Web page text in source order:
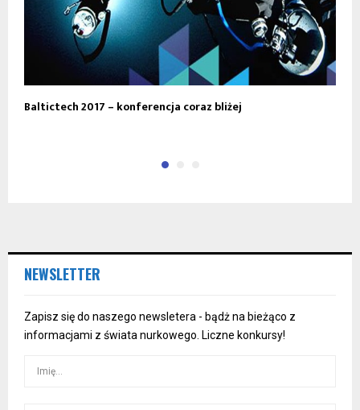
Baltictech 2017 – konferencja coraz bliżej
NEWSLETTER
Zapisz się do naszego newsletera - bądż na bieżąco z
informacjami z świata nurkowego. Liczne konkursy!